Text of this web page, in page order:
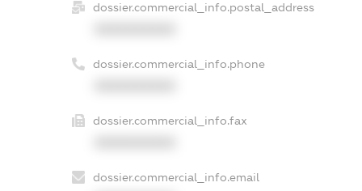
dossier.commercial_info.postal_address
dossier.commercial_info.phone
dossier.commercial_info.fax
dossier.commercial_info.email